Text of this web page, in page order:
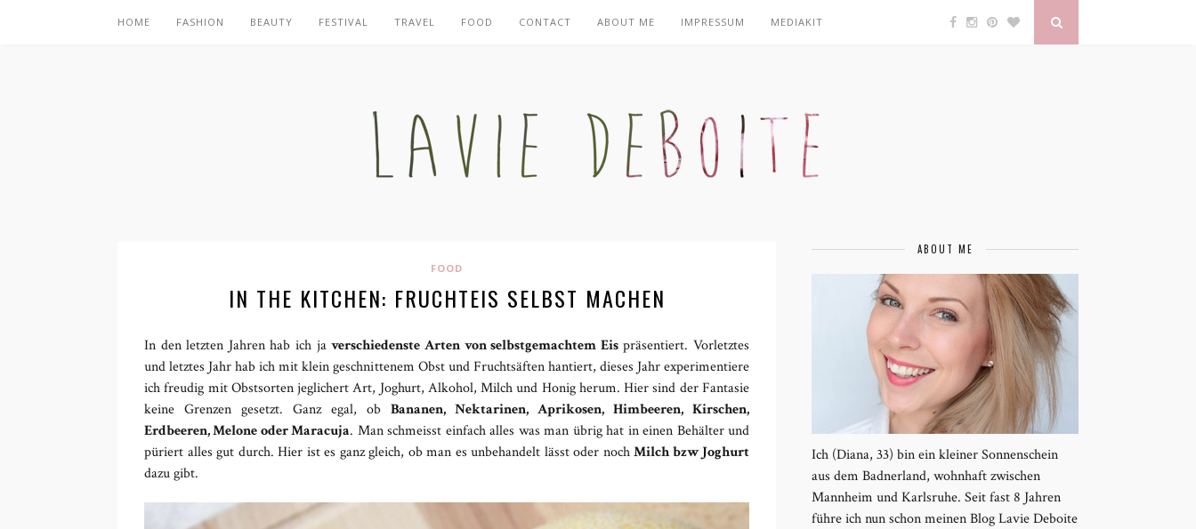
HOME FASHION BEAUTY FESTIVAL TRAVEL FOOD CONTACT ABOUT ME IMPRESSUM MEDIAKIT
FOOD
IN THE KITCHEN: FRUCHTEIS SELBST MACHEN
In den letzten Jahren hab ich javerschiedenste Arten von selbstgemachtem Eispräsentiert. Vorletztes
und letztes Jahr hab ich mit klein geschnittenem Obst und Fruchtsäften hantiert, dieses Jahr experimentiere
ich freudig mit Obstsorten jeglichert Art, Joghurt, Alkohol, Milch und Honig herum. Hier sind der Fantasie
keine Grenzen gesetzt. Ganz egal, ob Bananen, Nektarinen, Aprikosen, Himbeeren, Kirschen,
Erdbeeren, Melone oder Maracuja. Man schmeisst einfach alles was man übrig hat in einen Behälter und
püriert alles gut durch. Hier ist es ganz gleich, ob man es unbehandelt lässt oder nochMilch bzw Joghurt
dazu gibt.
ABOUT ME
Ich (Diana, 33) bin ein kleiner Sonnenschein
aus dem Badnerland, wohnhaft zwischen
Mannheim und Karlsruhe. Seit fast 8 Jahren
führe ich nun schon meinen Blog Lavie Deboite